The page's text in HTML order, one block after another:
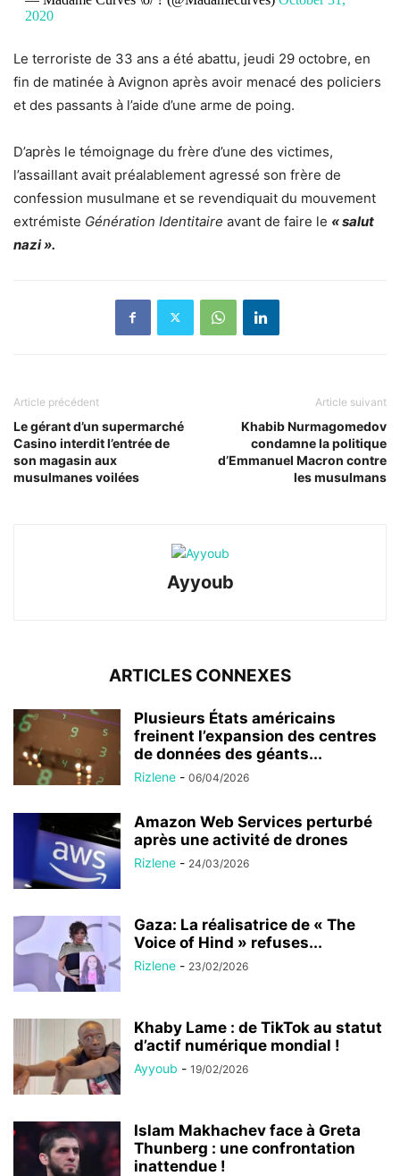
2020
Le terroriste de 33 ans a été abattu, jeudi 29 octobre, en
fin de matinée à Avignon après avoir menacé des policiers
et des passants à l’aide d’une arme de poing.
D’après le témoignage du frère d’une des victimes,
l’assaillant avait préalablement agressé son frère de
confession musulmane et se revendiquait du mouvement
extrémiste Génération Identitaire avant de faire le « salut
nazi ».
Article précédent
Le gérant d’un supermarché
Casino interdit l’entrée de
son magasin aux
musulmanes voilées
Article suivant
Khabib Nurmagomedov
condamne la politique
d’Emmanuel Macron contre
les musulmans
Ayyoub
ARTICLES CONNEXES
Plusieurs États américains
freinent l’expansion des centres
de données des géants...
Rizlene - 06/04/2026
Amazon Web Services perturbé
après une activité de drones
Rizlene - 24/03/2026
Gaza: La réalisatrice de « The
Voice of Hind » refuses...
Rizlene - 23/02/2026
Khaby Lame : de TikTok au statut
d’actif numérique mondial !
Ayyoub - 19/02/2026
Islam Makhachev face à Greta
Thunberg : une confrontation
inattendue !